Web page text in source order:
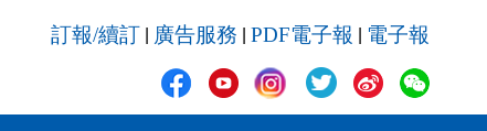
訂報/續訂 廣告服務 PDF電子報 電子報